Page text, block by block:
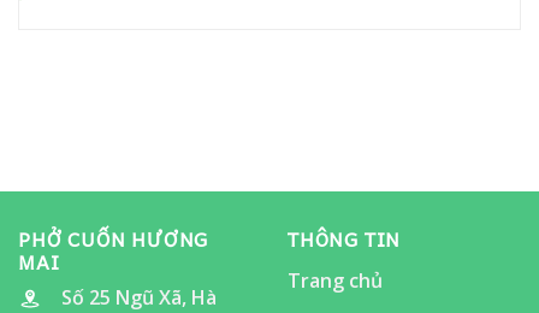
PHỞ CUỐN HƯƠNG
MAI
Số 25 Ngũ Xã, Hà
THÔNG TIN
Trang chủ